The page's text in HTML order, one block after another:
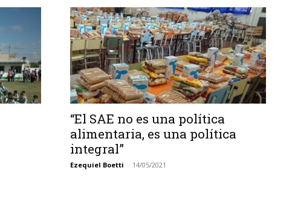
“El SAE no es una política
alimentaria, es una política
integral”
Ezequiel Boetti - 14/05/2021